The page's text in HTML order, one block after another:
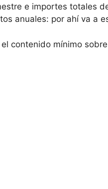
e importes totales
anuales: por ahí va a
contenido mínimo